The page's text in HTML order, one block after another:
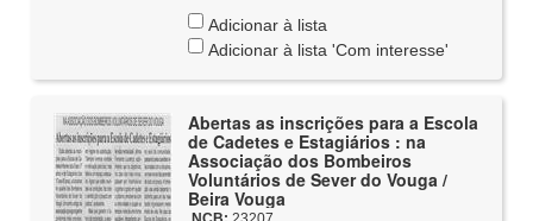
Adicionar à lista
Adicionar à lista 'Com interesse'
Abertas as inscrições para a Escola
de Cadetes e Estagiários : na
Associação dos Bombeiros
Voluntários de Sever do Vouga /
Beira Vouga